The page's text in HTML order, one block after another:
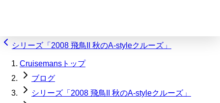
シリーズ「2008 飛鳥II 秋のA-styleクルーズ」
Cruisemansトップ
ブログ
シリーズ「2008 飛鳥II 秋のA-styleクルーズ」